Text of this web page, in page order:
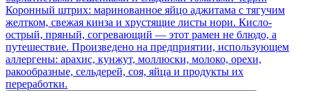
Коронный штрих: маринованное яйцо аджитама с тягучим
желтком, свежая кинза и хрустящие листы нори. Кисло-
острый, пряный, согревающий — этот рамен не блюдо, а
путешествие. Произведено на предприятии, использующем
аллергены: арахис, кунжут, моллюски, молоко, орехи,
ракообразные, сельдерей, соя, яйца и продукты их
переработки.